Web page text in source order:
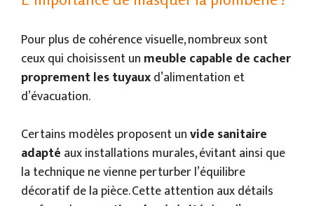
Pour plus de cohérence visuelle, nombreux sont
ceux qui choisissent un meuble capable de cacher
proprement les tuyauxd’alimentation et
d’évacuation.
Certains modèles proposent unvide sanitaire
adapté aux installations murales, évitant ainsi que
la technique ne vienne perturber l’équilibre
décoratif de la pièce. Cette attention aux détails